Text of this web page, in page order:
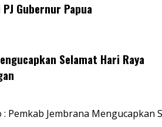
Gubernur Papua
Selamat Hari Raya
Pemkab Jembrana Mengucapkan